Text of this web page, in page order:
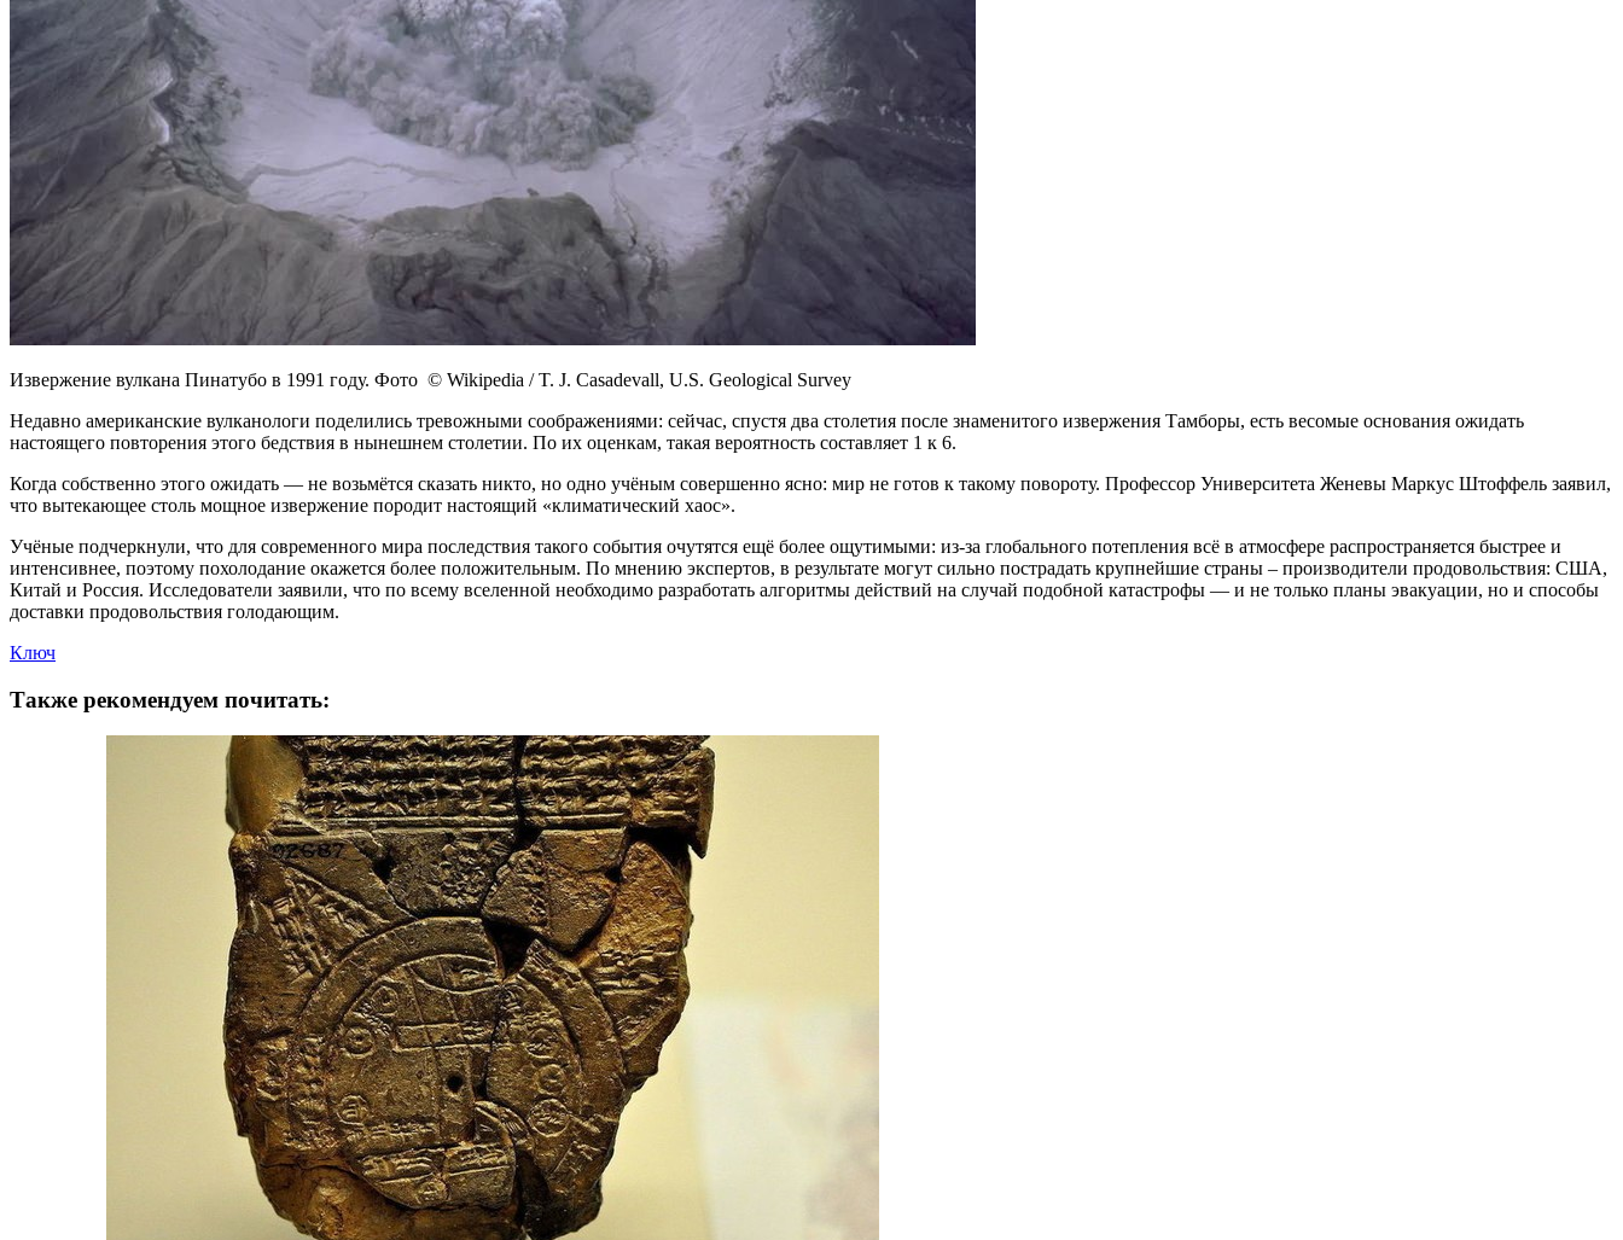
Извержение вулкана Пинатубо в 1991 году. Фото © Wikipedia / T. J. Casadevall, U.S. Geological Survey
Недавно американские вулканологи поделились тревожными соображениями: сейчас, спустя два столетия после знаменитого извержения Тамборы, есть весомые основания ожидать
настоящего повторения этого бедствия в нынешнем столетии. По их оценкам, такая вероятность составляет 1 к 6.
Когда собственно этого ожидать — не возьмётся сказать никто, но одно учёным совершенно ясно: мир не готов к такому повороту. Профессор Университета Женевы Маркус Штоффель заявил,
что вытекающее столь мощное извержение породит настоящий «климатический хаос».
Учёные подчеркнули, что для современного мира последствия такого события очутятся ещё более ощутимыми: из-за глобального потепления всё в атмосфере распространяется быстрее и
интенсивнее, поэтому похолодание окажется более положительным. По мнению экспертов, в результате могут сильно пострадать крупнейшие страны – производители продовольствия: США,
Китай и Россия. Исследователи заявили, что по всему вселенной необходимо разработать алгоритмы действий на случай подобной катастрофы — и не только планы эвакуации, но и способы
доставки продовольствия голодающим.
Ключ
Также рекомендуем почитать: